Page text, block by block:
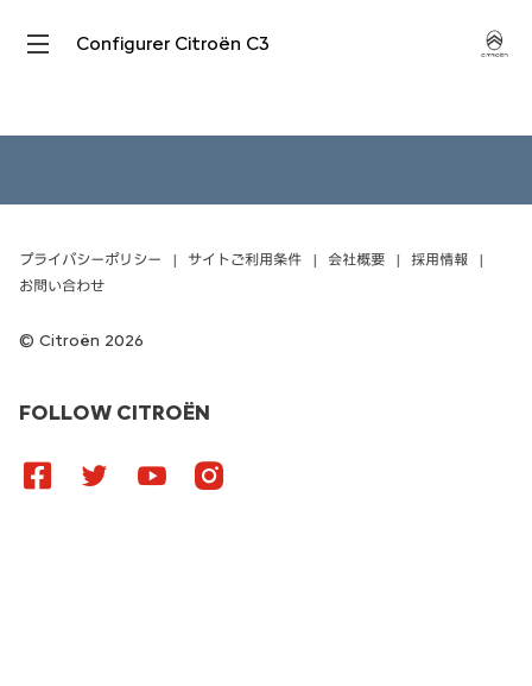
Configurer Citroën C3
FOLLOW CITROËN
Citroën 2026
プライバシーポリシー サイトご利用条件 会社概要
採用情報
お問い合わせ